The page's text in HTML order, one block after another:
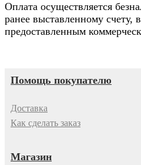
Оплата осуществляется
ранее выставленному счету,
предоставленным
Помощь покупателю
Доставка
Как сделать заказ
Магазин